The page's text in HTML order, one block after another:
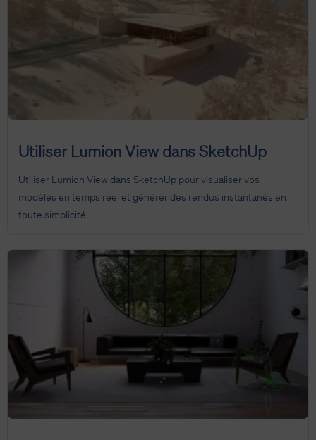
Utiliser Lumion View dans SketchUp
Utiliser Lumion View dans SketchUp pour visualiser vos
modèles en temps réel et générer des rendus instantanés en
toute simplicité.